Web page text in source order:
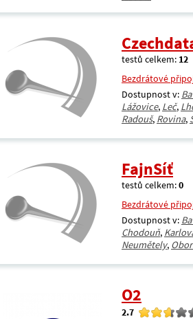
testů celkem: 12
Bezdrátové
Dostupnost v:
Lážovice, Leč,
Radouš, Rovina,
FajnSíť
testů celkem:0
Bezdrátové
Dostupnost v:
Chodouň,
Neumětely,
O2
2.7